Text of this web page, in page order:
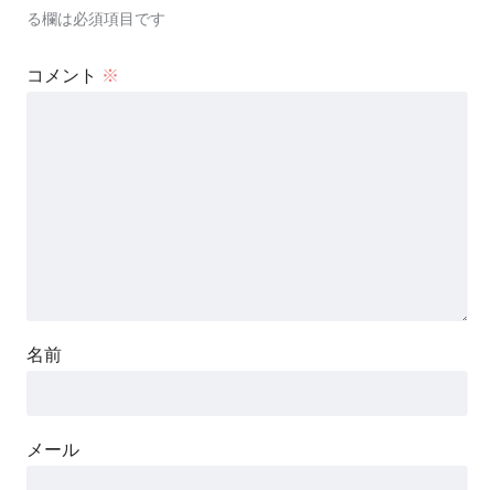
る欄は必須項目です
コメント ※
名前
メール